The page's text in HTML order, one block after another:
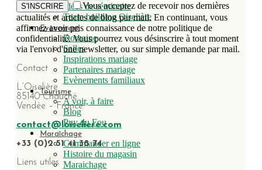
Idées de séminaire
Team building Oiselière
Evènement
Domaine
Salles
Inspirations mariage
Partenaires mariage
Evènements familiaux
Tourisme
A voir, à faire
Blog
Puy du Fou
Maraîchage
Commander en ligne
Histoire du magasin
Maraichage
S'INSCRIRE
Vous acceptez de recevoir nos dernières
actualités et articles de blog par mail. En continuant, vous
affirmez avoir pris connaissance de notre politique de
confidentialité. Vous pourrez vous désinscrire à tout moment
via l'envoi d'une newsletter, ou sur simple demande par mail.
Contact
L’Oiselière
85140 Chauché
Vendée – France
contact@loiseliere.com
+33 (0)2 51 41 38 74
Liens utiles